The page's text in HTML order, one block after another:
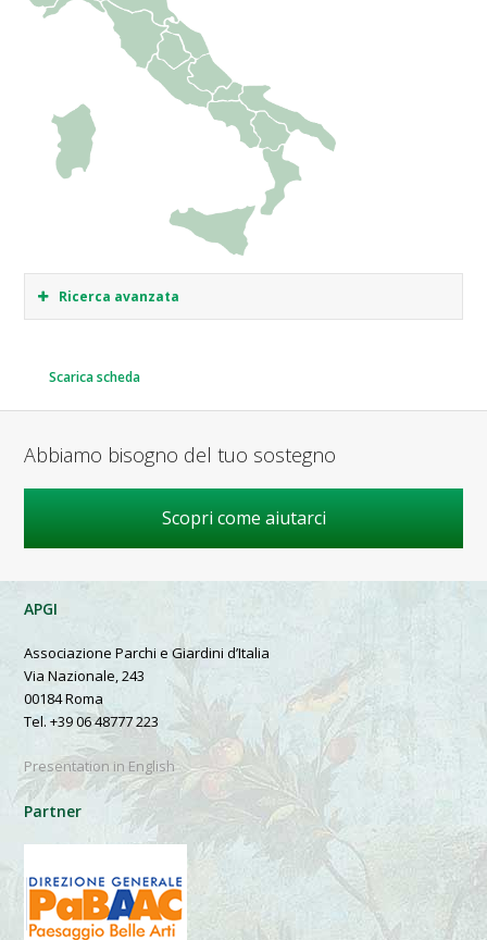
Ricerca avanzata
Scarica scheda
Abbiamo bisogno del tuo sostegno
Scopri come aiutarci
APGI
Associazione Parchi e Giardini d’Italia
Via Nazionale, 243
00184 Roma
Tel. +39 06 48777 223
Presentation in English
Partner